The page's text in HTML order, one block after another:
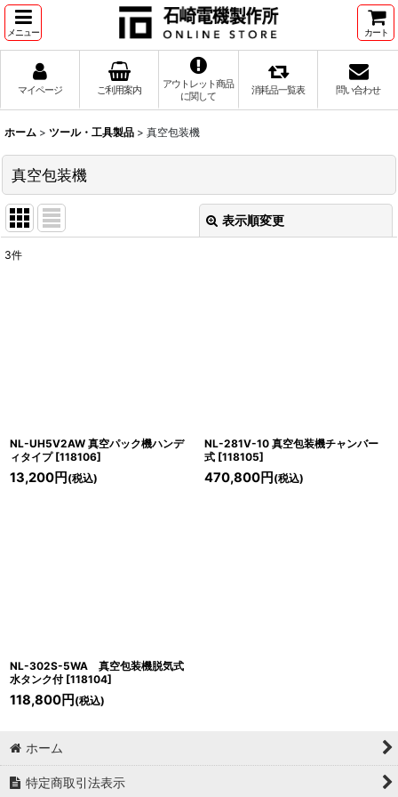
メニュー カート
マイページ ご利用案内
アウトレット商品
に関して
消耗品一覧表 問い合わせ
ホーム > ツール・工具製品 > 真空包装機
真空包装機
表示順変更
3件
NL-UH5V2AW 真空パック機ハンデ
ィタイプ [118106]
13,200円 (税込)
NL-281V-10 真空包装機チャンバー
式 [118105]
470,800円 (税込)
NL-302S-5WA 真空包装機脱気式
水タンク付 [118104]
118,800円 (税込)
ホーム
特定商取引法表示